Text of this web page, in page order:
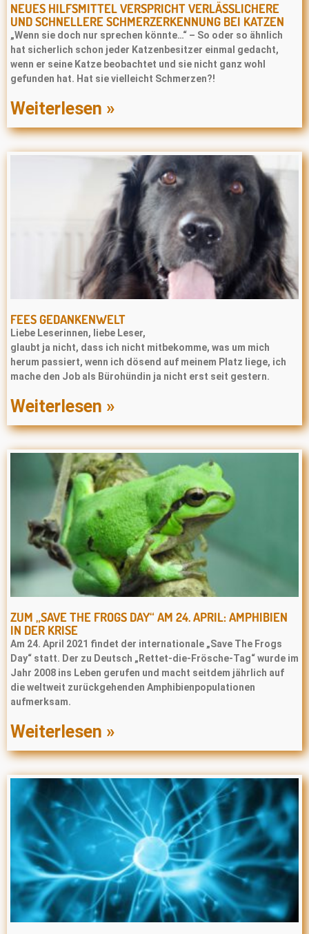
NEUES HILFSMITTEL VERSPRICHT VERLÄSSLICHERE
UND SCHNELLERE SCHMERZERKENNUNG BEI KATZEN
„Wenn sie doch nur sprechen könnte…“ – So oder so ähnlich
hat sicherlich schon jeder Katzenbesitzer einmal gedacht,
wenn er seine Katze beobachtet und sie nicht ganz wohl
gefunden hat. Hat sie vielleicht Schmerzen?!
Weiterlesen »
FEES GEDANKENWELT
Liebe Leserinnen, liebe Leser,
glaubt ja nicht, dass ich nicht mitbekomme, was um mich
herum passiert, wenn ich dösend auf meinem Platz liege, ich
mache den Job als Bürohündin ja nicht erst seit gestern.
Weiterlesen »
ZUM „SAVE THE FROGS DAY“ AM 24. APRIL: AMPHIBIEN
IN DER KRISE
Am 24. April 2021 findet der internationale „Save The Frogs
Day“ statt. Der zu Deutsch „Rettet-die-Frösche-Tag“ wurde im
Jahr 2008 ins Leben gerufen und macht seitdem jährlich auf
die weltweit zurückgehenden Amphibienpopulationen
aufmerksam.
Weiterlesen »